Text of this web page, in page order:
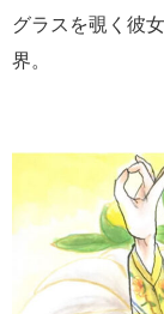
グラスを覗く彼
界。